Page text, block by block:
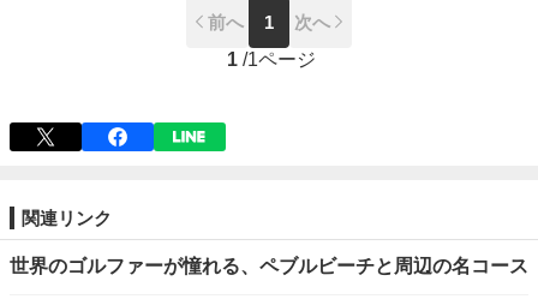
前へ 1
次へ
1 /1ページ
関連リンク
世界のゴルファーが憧れる、ペブルビーチと周辺の名コース